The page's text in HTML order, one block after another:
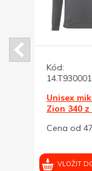
Kód:
Unisex
Zion 340 z
XXS
Cena od
VLOŽIT